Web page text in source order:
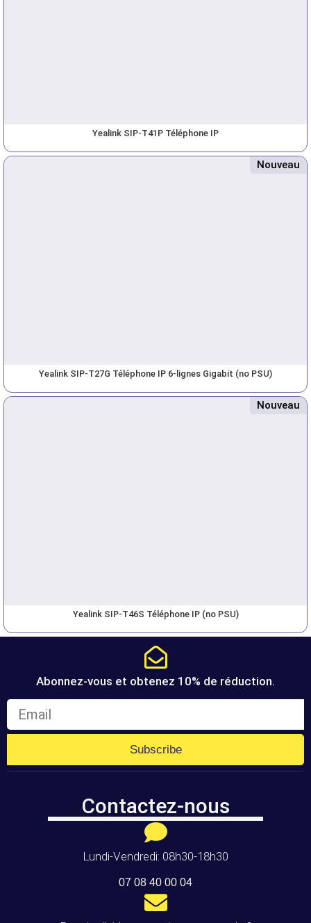
Yealink SIP-T41P Téléphone IP
Nouveau
Yealink SIP-T27G Téléphone IP 6-lignes Gigabit (no PSU)
Nouveau
Yealink SIP-T46S Téléphone IP (no PSU)
Abonnez-vous et obtenez 10% de réduction.
Subscribe
Contactez-nous
Lundi-Vendredi: 08h30-18h30
07 08 40 00 04